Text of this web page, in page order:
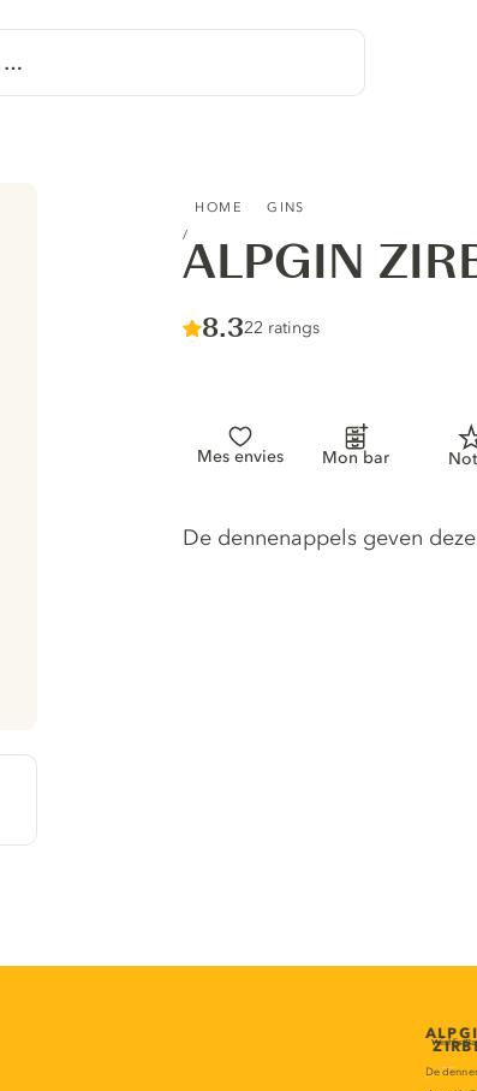
HOME GINS
ALPGIN
Score :
8.3/ 10
22 ratings
Mes envies Mon bar
Gin description
De dennenappels geven